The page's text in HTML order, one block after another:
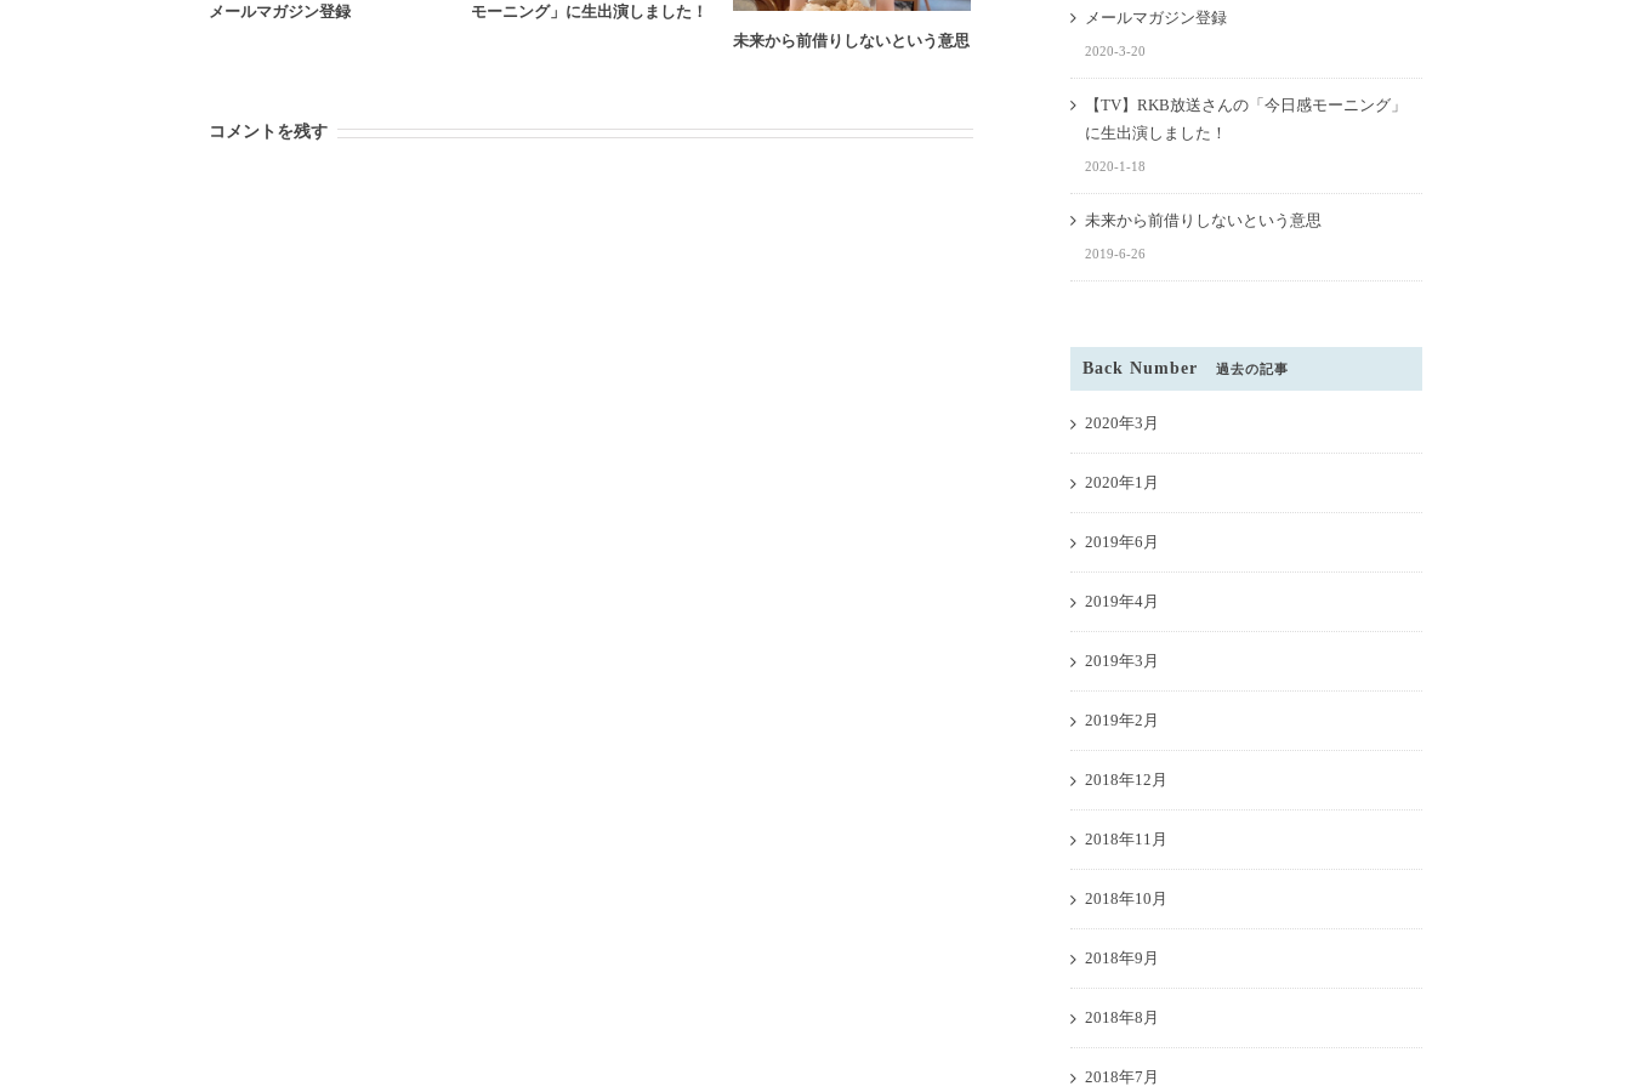
メールマガジン登録
モーニング」に生出演しました！
未来から前借りしないという意思
これから先結婚式を挙げる全人類
のこと 】
コメントを残す
メールマガジン登録
2020-3-20
【TV】RKB放送さんの「今日感モーニング」
に生出演しました！
2020-1-18
未来から前借りしないという意思
2019-6-26
Back Number 過去の記事
2020年3月
2020年1月
2019年6月
2019年4月
2019年3月
2019年2月
2018年12月
2018年11月
2018年10月
2018年9月
2018年8月
2018年7月